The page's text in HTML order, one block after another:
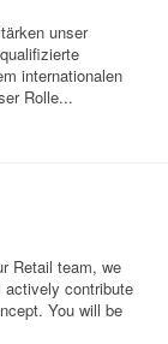
unser
internationalen
Rolle...
Retail team, we
actively contribute
You will be